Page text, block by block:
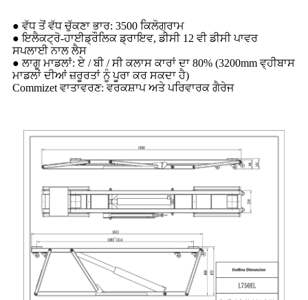
● ਵੱਧ ਤੋਂ ਵੱਧ ਚੁੱਕਣਾ ਭਾਰ: 3500 ਕਿਲੋਗ੍ਰਾਮ
● ਇਲੈਕਟ੍ਰੋ-ਹਾਈਡ੍ਰੌਲਿਕ ਡ੍ਰਾਇਵ, ਡੀਸੀ 12 ਵੀ ਡੀਸੀ ਪਾਵਰ
ਸਪਲਾਈ ਨਾਲ ਲੈਸ
● ਲਾਗੂ ਮਾਡਲਾਂ: ਏ / ਬੀ / ਸੀ ਕਲਾਸ ਕਾਰਾਂ ਦਾ 80% (3200mm ਵ੍ਹੀਬਾਸ
ਮਾਡਲਾਂ ਦੀਆਂ ਜ਼ਰੂਰਤਾਂ ਨੂੰ ਪੂਰਾ ਕਰ ਸਕਦਾ ਹੈ)
Commizet ਵਾਤਾਵਰਣ: ਵਰਕਸ਼ਾਪ ਅਤੇ ਪਰਿਵਾਰਕ ਗੈਰੇਜ